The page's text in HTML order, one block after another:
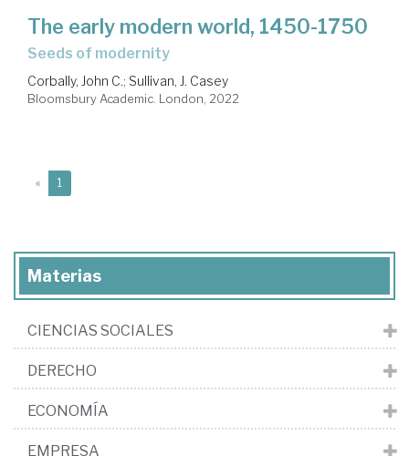
The early modern world, 1450-1750
seeds of modernity
Corbally, John C.; Sullivan, J. Casey
Bloomsbury Academic. London, 2022
« 1
Materias
CIENCIAS SOCIALES
DERECHO
ECONOMÍA
EMPRESA